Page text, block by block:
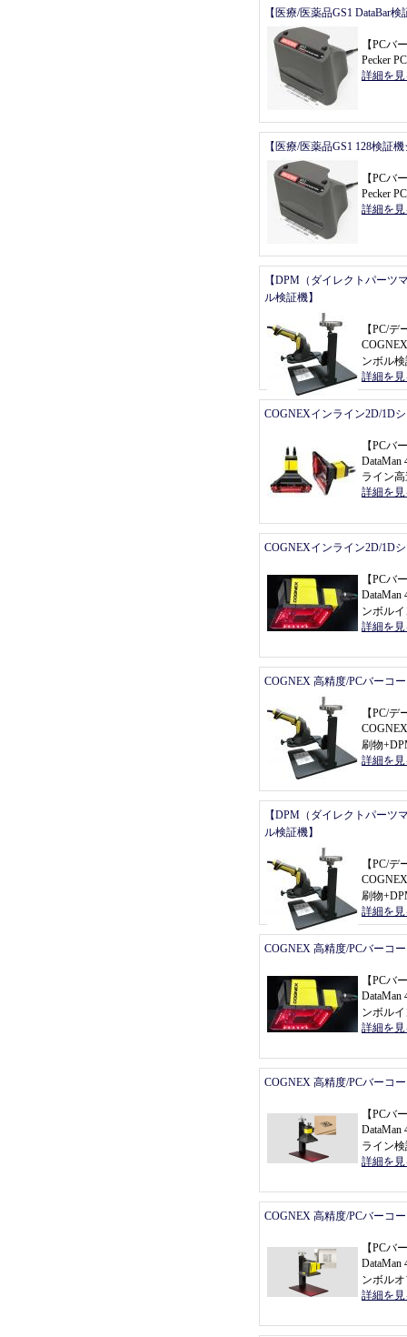
【医療/医薬品GS1 DataBar
【PCバ
Pecker
詳細を
【医療/医薬品GS1 128検証
【PCバ
Pecker
詳細を
【DPM（ダイレクトパーツ
ル検証機】
【PC/デ
ンボル
詳細を
COGNEXインライン2D/1D
【PCバ
ライン
詳細を
COGNEXインライン2D/1D
【PCバ
DataMan
ンボル
詳細を
COGNEX 高精度/PCバーコ
【PC/デ
刷物
詳細を
【DPM（ダイレクトパーツ
ル検証機】
【PC/デ
刷物
詳細を
COGNEX 高精度/PCバーコ
【PCバ
DataMan
ンボル
詳細を
COGNEX 高精度/PCバーコ
【PCバ
DataMan
ライン
詳細を
COGNEX 高精度/PCバーコ
【PCバ
DataMan
ンボル
詳細を